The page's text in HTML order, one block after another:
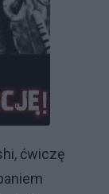
ćwiczę